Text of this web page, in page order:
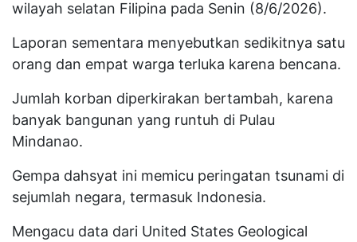
wilayah selatan Filipina pada Senin (8/6/2026).
Laporan sementara menyebutkan sedikitnya satu
orang dan empat warga terluka karena bencana.
Jumlah korban diperkirakan bertambah, karena
banyak bangunan yang runtuh di Pulau
Mindanao.
Gempa dahsyat ini memicu peringatan tsunami di
sejumlah negara, termasuk Indonesia.
Mengacu data dari United States Geological